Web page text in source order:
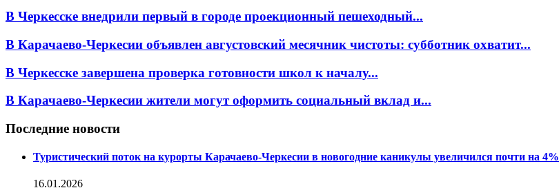
В Черкесске внедрили первый в городе проекционный пешеходный...
В Карачаево-Черкесии объявлен августовский месячник чистоты: субботник охватит...
В Черкесске завершена проверка готовности школ к началу...
В Карачаево-Черкесии жители могут оформить социальный вклад и...
Последние новости
Туристический поток на курорты Карачаево-Черкесии в новогодние каникулы увеличился почти на 4%
16.01.2026